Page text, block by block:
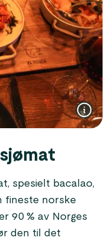
spesielt bacalao,
fineste norske
90 % av Norges
den til det